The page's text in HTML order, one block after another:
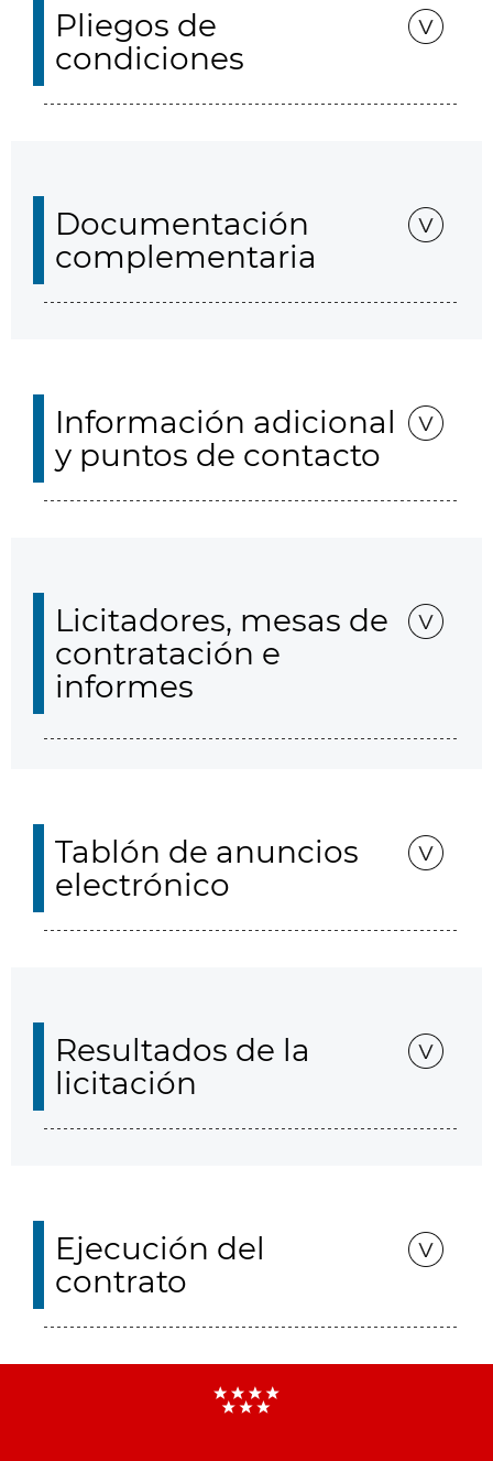
Pliegos de
condiciones
Documentación
complementaria
Información adicional
y puntos de contacto
Licitadores, mesas de
contratación e
informes
Tablón de anuncios
electrónico
Resultados de la
licitación
Ejecución del
contrato